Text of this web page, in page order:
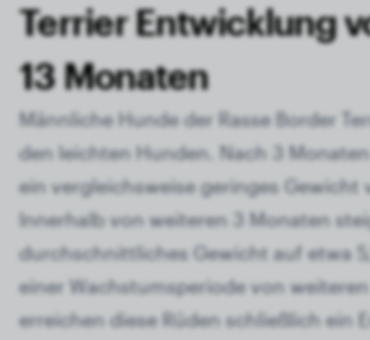
Terrier Entwicklung
13 Monaten
Männliche Hunde der Rasse Border
den leichten Hunden. Nach 3
ein vergleichsweise geringes Gewicht
Innerhalb von weiteren 3 Monaten
durchschnittliches Gewicht auf etwa
einer Wachstumsperiode von
erreichen diese Rüden schließlich ein